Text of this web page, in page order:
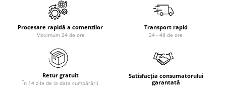
Procesare rapidă a comenzilor
Maximum 24 de ore
Transport rapid
24 - 48 de ore
Retur gratuit
În 14 zile de la data cumpărării
Satisfacția consumatorului
garantată